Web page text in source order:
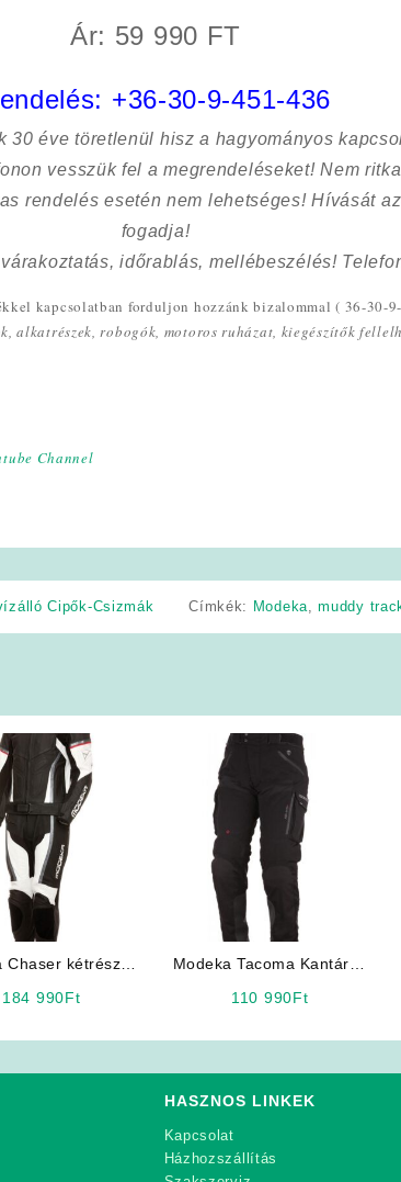
Ár: 59 990 FT
+36-30-9-451-436
30 éve töretlenül hisz a hagyományos
vesszük fel a megrendeléseket! Nem
rendelés esetén nem lehetséges! Hívását
fogadja!
várakoztatás, időrablás, mellébeszélés!
kapcsolatban forduljon hozzánk bizalommal ( 36-30-
alkatrészek, robogók, motoros ruházat, kiegészítők
Channel
Cipők-Csizmák Címkék: Modeka,muddy
Chaser kétrészes
184 990Ft
Modeka Tacoma Kantáros
110 990Ft
HASZNOS LINKEK
Kapcsolat
Házhozszállítás